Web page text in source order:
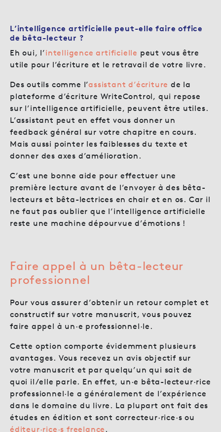
L’intelligence artificielle peut-elle faire office
de bêta-lecteur ?
Eh oui, l’intelligence artificielle peut vous être
utile pour l’écriture et le retravail de votre livre.
Des outils comme l’assistant d’écriture de la
plateforme d’écriture WriteControl, qui repose
sur l’intelligence artificielle, peuvent être utiles.
L’assistant peut en effet vous donner un
feedback général sur votre chapitre en cours.
Mais aussi pointer les faiblesses du texte et
donner des axes d’amélioration.
C’est une bonne aide pour effectuer une
première lecture avant de l’envoyer à des bêta-
lecteurs et bêta-lectrices en chair et en os. Car il
ne faut pas oublier que l’intelligence artificielle
reste une machine dépourvue d’émotions !
Faire appel à un bêta-lecteur
professionnel
Pour vous assurer d’obtenir un retour complet et
constructif sur votre manuscrit, vous pouvez
faire appel à un·e professionnel·le.
Cette option comporte évidemment plusieurs
avantages. Vous recevez un avis objectif sur
votre manuscrit et par quelqu’un qui sait de
quoi il/elle parle. En effet, un·e bêta-lecteur·rice
professionnel·le a généralement de l’expérience
dans le domaine du livre. La plupart ont fait des
études en édition et sont correcteur·rice·s ou
éditeur·rice·s freelance .